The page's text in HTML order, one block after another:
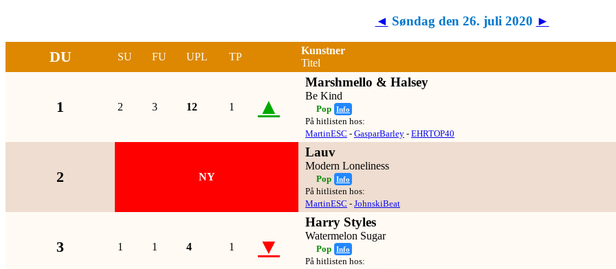
◄ Søndag den 26. juli 2020 ►
DU SU FU UPL TP
Kunstner
Titel
1 2 3 12 1 ▲
Marshmello & Halsey
Be Kind
Pop Info
På hitlisten hos:
MartinESC - GasparBarley - EHRTOP40
2 NY
Lauv
Modern Loneliness
Pop Info
På hitlisten hos:
MartinESC - JohnskiBeat
3 1 1 4 1 ▼
Harry Styles
Watermelon Sugar
Pop Info
På hitlisten hos: